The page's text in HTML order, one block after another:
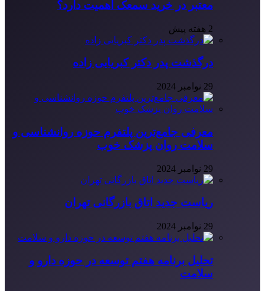
معتبر در خرید سمعک اهمیت دارد؟
2 هفته پیش
درگذشت پدر دکتر کبریایی زاده
29 نوامبر 2024
معرفی جامع‌ترین پلتفرم حوزه روانشناسی و
سلامت روان پزشک خوب
29 نوامبر 2024
ریاست جدید اتاق بازرگانی تهران
29 نوامبر 2024
تحلیل برنامه هفتم توسعه در حوزه دارو و
سلامت